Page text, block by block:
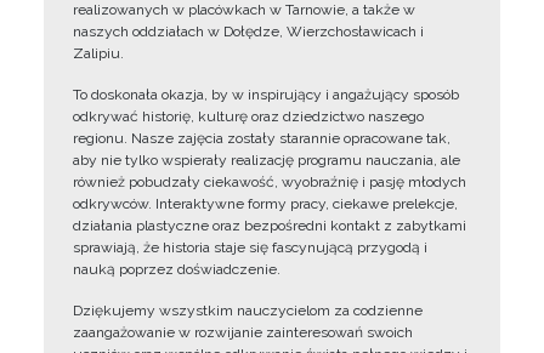
realizowanych w placówkach w Tarnowie, a także w
naszych oddziałach w Dołędze, Wierzchosławicach i
Zalipiu.
To doskonała okazja, by w inspirujący i angażujący sposób
odkrywać historię, kulturę oraz dziedzictwo naszego
regionu. Nasze zajęcia zostały starannie opracowane tak,
aby nie tylko wspierały realizację programu nauczania, ale
również pobudzały ciekawość, wyobraźnię i pasję młodych
odkrywców. Interaktywne formy pracy, ciekawe prelekcje,
działania plastyczne oraz bezpośredni kontakt z zabytkami
sprawiają, że historia staje się fascynującą przygodą i
nauką poprzez doświadczenie.
Dziękujemy wszystkim nauczycielom za codzienne
zaangażowanie w rozwijanie zainteresowań swoich